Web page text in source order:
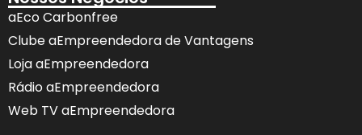
aEco Carbonfree
Clube aEmpreendedora de Vantagens
Loja aEmpreendedora
Rádio aEmpreendedora
Web TV aEmpreendedora